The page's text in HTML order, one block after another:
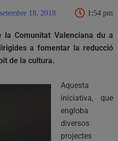
setembre 18, 2018 1:54 pm
la Comunitat Valenciana du a
a fomentar la reducció
de la cultura.
Aquesta
iniciativa, que
engloba
diversos
projectes